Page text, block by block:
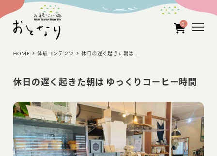
イ
0
HOME 体験コンテンツ 休日の遅く起きた朝は…
休日の遅く起きた朝は ゆっくりコーヒー時間